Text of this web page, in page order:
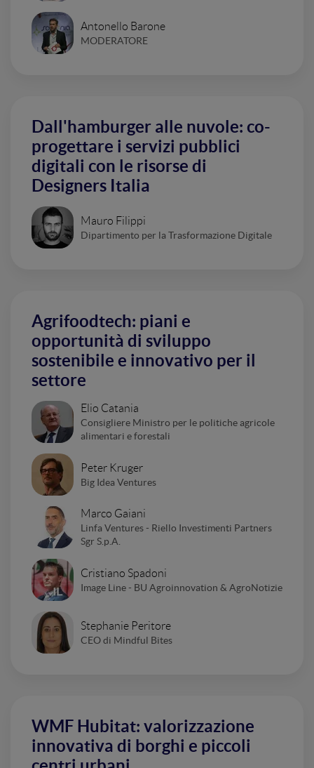
Antonello Barone
MODERATORE
Dall'hamburger alle nuvole: co-
progettare i servizi pubblici
digitali con le risorse di
Designers Italia
Mauro Filippi
Dipartimento per la Trasformazione Digitale
Agrifoodtech: piani e
opportunità di sviluppo
sostenibile e innovativo per il
settore
Elio Catania
Consigliere Ministro per le politiche agricole
alimentari e forestali
Peter Kruger
Big Idea Ventures
Marco Gaiani
Linfa Ventures - Riello Investimenti Partners
Sgr S.p.A.
Cristiano Spadoni
Image Line - BU Agroinnovation & AgroNotizie
Stephanie Peritore
CEO di Mindful Bites
WMF Hubitat: valorizzazione
innovativa di borghi e piccoli